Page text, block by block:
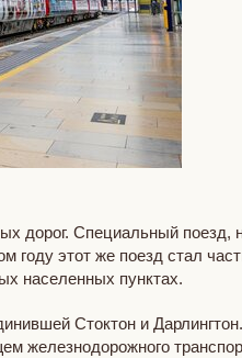
дорог. Специальный поезд,
году этот же поезд стал
населенных пунктах.
Стоктон и
железнодорожного